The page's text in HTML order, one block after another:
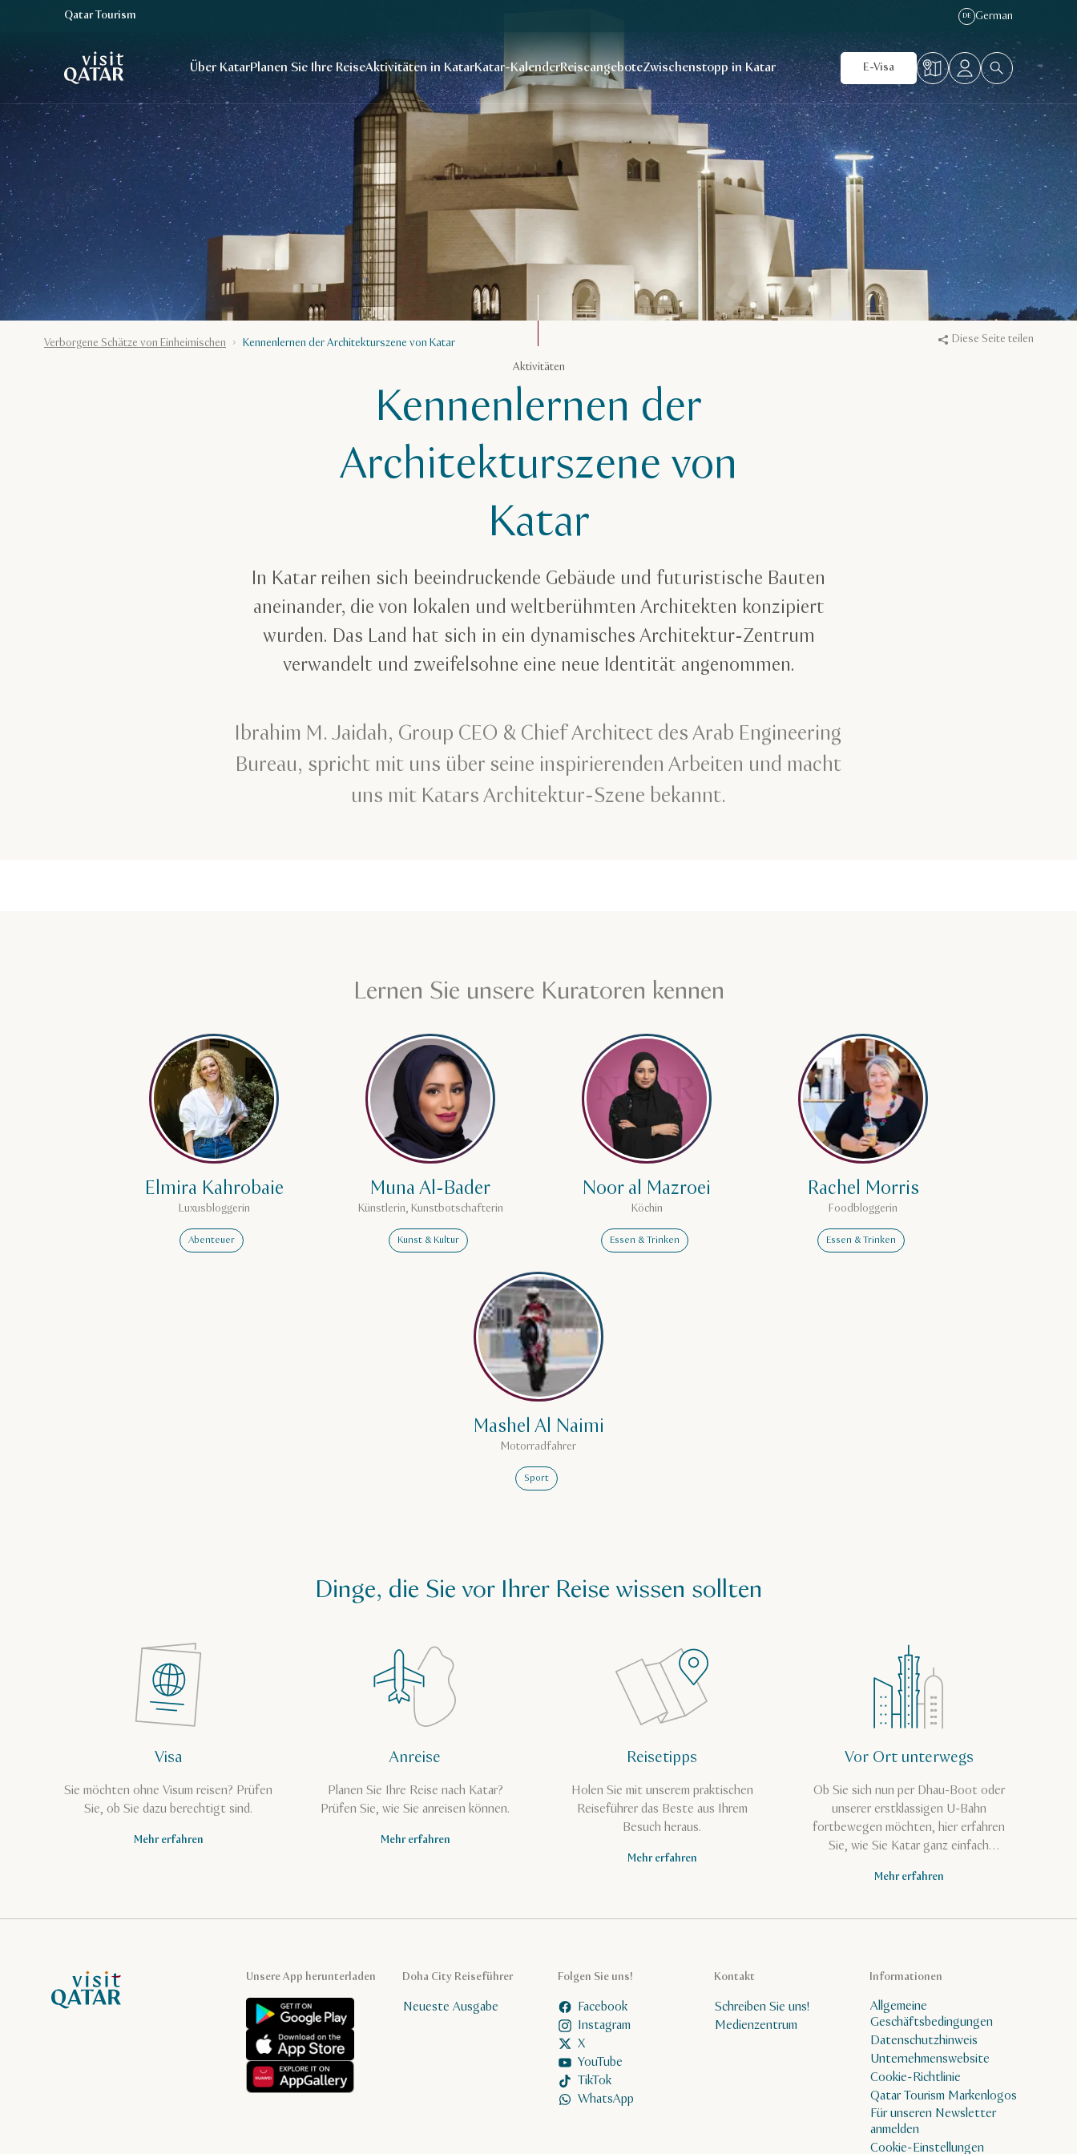
VisitQatar Homepage
Qatar Tourism DE German
Über KatarPlanen Sie Ihre ReiseAktivitäten in KatarKatar-KalenderReiseangeboteZwischenstopp in Katar E-Visa
Verborgene Schätze von Einheimischen Kennenlernen der Architekturszene von Katar
Diese Seite teilen
Aktivitäten
Kennenlernen der
Architekturszene von
Katar
In Katar reihen sich beeindruckende Gebäude und futuristische Bauten
aneinander, die von lokalen und weltberühmten Architekten konzipiert
wurden. Das Land hat sich in ein dynamisches Architektur-Zentrum
verwandelt und zweifelsohne eine neue Identität angenommen.
Ibrahim M. Jaidah, Group CEO & Chief Architect des Arab Engineering
Bureau, spricht mit uns über seine inspirierenden Arbeiten und macht
uns mit Katars Architektur-Szene bekannt.
Lernen Sie unsere Kuratoren kennen
Elmira Kahrobaie
Luxusbloggerin
Abenteuer
Mehr erfahren über Elmira Kahrobaie
Muna Al-Bader
Künstlerin, Kunstbotschafterin
Kunst & Kultur
Mehr erfahren über Muna Al-Bader
Noor al Mazroei
Köchin
Essen & Trinken
Mehr erfahren über Noor al Mazroei
Rachel Morris
Foodbloggerin
Essen & Trinken
Mehr erfahren über Rachel Morris
Mashel Al Naimi
Motorradfahrer
Sport
Mehr erfahren über Mashel Al Naimi
Dinge, die Sie vor Ihrer Reise wissen sollten
Visa
Sie möchten ohne Visum reisen? Prüfen
Sie, ob Sie dazu berechtigt sind.
Mehr erfahren
Anreise
Planen Sie Ihre Reise nach Katar?
Prüfen Sie, wie Sie anreisen können.
Mehr erfahren
Reisetipps
Holen Sie mit unserem praktischen
Reiseführer das Beste aus Ihrem
Besuch heraus.
Mehr erfahren
Vor Ort unterwegs
Ob Sie sich nun per Dhau-Boot oder
unserer erstklassigen U-Bahn
fortbewegen möchten, hier erfahren
Sie, wie Sie Katar ganz einfach
Mehr erfahren
VisitQatar Homepage Unsere App herunterladen Doha City Reiseführer
Neueste Ausgabe
Folgen Sie uns!
Facebook
Instagram
X
YouTube
TikTok
WhatsApp
Kontakt
Schreiben Sie uns!
Medienzentrum
Informationen
Allgemeine
Geschäftsbedingungen
Datenschutzhinweis
Unternehmenswebsite
Cookie-Richtlinie
Qatar Tourism Markenlogos
Für unseren Newsletter
anmelden
Cookie-Einstellungen